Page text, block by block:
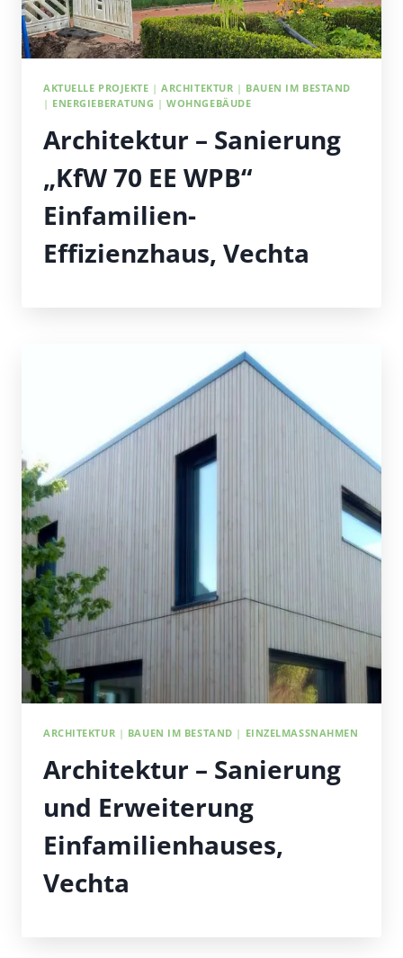
AKTUELLE PROJEKTE |ARCHITEKTUR | BAUEN IM BESTAND
| ENERGIEBERATUNG |WOHNGEBÄUDE
Architektur – Sanierung
„KfW 70 EE WPB“
Einfamilien-
Effizienzhaus, Vechta
ARCHITEKTUR | BAUEN IM BESTAND | EINZELMASSNAHMEN
Architektur – Sanierung
und Erweiterung
Einfamilienhauses,
Vechta